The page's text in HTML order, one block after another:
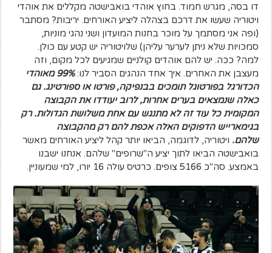
דו בסה, מגרש חמוד. בחוץ אוהדי בואבישטה מקללים את אוהדי
ויטוריה שעשו את דרכם בצהלה ליציע האורחים. יריבות? מסתבר
(ופה אני מסתמך על מוכר בחנות המועדון ושני נהגי מוניות,
סמכויות שלא ניתן לערער עליהן) שלויטוריה יש קטע עם כולן.
למה? ככה. יש להם אוהדים קולניים שמגיעים לכל מקום, וזה
מעצבן את האחרים. איך אחד הנהגים הסביר לנו:
99% מאוהדי
הכדורגל בפורטוגל תומכים בבנפיקה, פורטו או ספורטינג. גם
כאלה שנמצאים בערים אחרות, לרוב יעודדו את הקבוצה
המקומית כל עוד זה לא מתנגש עם אחת משלושת הגדולות. רק
בגימארייש הדפוקים האלה אכפת להם רק מהקבוצה
שלהם. ויטוריה, לדוגמה, הביאו יותר קהל ליציע האורחים מאשר
בואבישטה הביאו לתוך יציע ה"שרופים" שלהם. אנחנו ישבנו
באמצע. סה"כ 5166 צופים. כרטיס עולה 16 יורו, למי שמעוניין.